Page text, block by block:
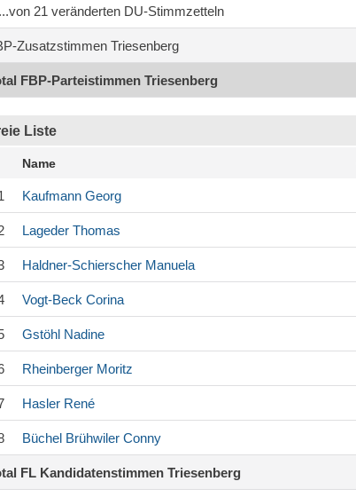
...von 21 veränderten DU-Stimmzetteln
Zusatzstimmen Triesenberg
FBP-Parteistimmen Triesenberg
Liste
Name
Kaufmann Georg
Lageder Thomas
Haldner-Schierscher Manuela
Vogt-Beck Corina
Gstöhl Nadine
Rheinberger Moritz
Hasler René
Büchel Brühwiler Conny
FL Kandidatenstimmen Triesenberg